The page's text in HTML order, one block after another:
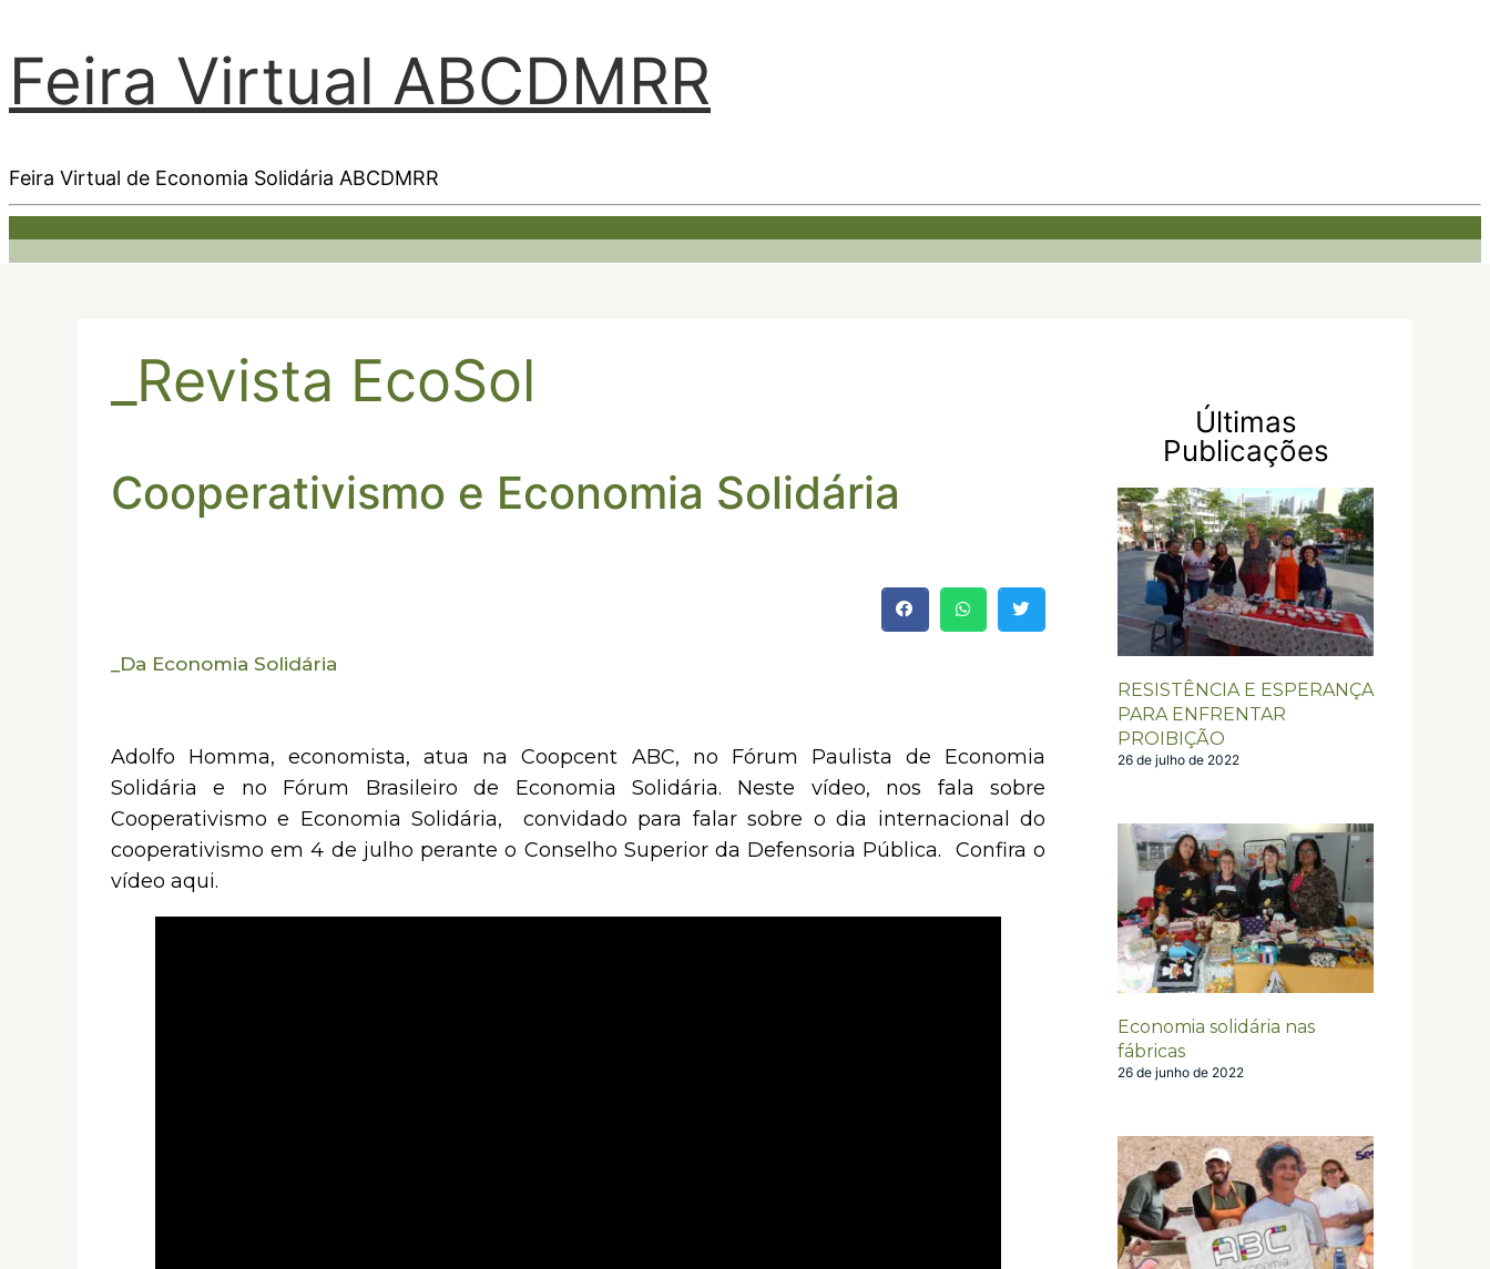
Feira Virtual ABCDMRR
Feira Virtual de Economia Solidária ABCDMRR
_Revista EcoSol
Cooperativismo e Economia Solidária
Da Economia Solidária
Adolfo Homma, economista, atua na Coopcent ABC, no Fórum Paulista de Economia
Solidária e no Fórum Brasileiro de Economia Solidária. Neste vídeo, nos fala sobre
Cooperativismo e Economia Solidária, convidado para falar sobre o dia internacional do
cooperativismo em 4 de julho perante o Conselho Superior da Defensoria Pública. Confira o
vídeo aqui.
Últimas
Publicações
RESISTÊNCIA E ESPERANÇA
PARA ENFRENTAR
PROIBIÇÃO
26 de julho de 2022
Economia solidária nas
fábricas
26 de junho de 2022